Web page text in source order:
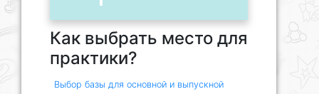
Как выбрать место для
практики?
Выбор базы для основной и выпускной